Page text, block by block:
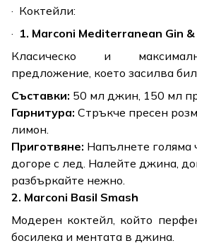
· Коктейли:
· 1. Marconi Mediterranean Gin
Класическо и
предложение, което засилва
Съставки: 50 мл джин, 150 мл
Гарнитура: Стръкче пресен
лимон.
Приготвяне: Напълнете голяма
догоре с лед. Налейте джина,
разбъркайте нежно.
2. Marconi Basil Smash
Модерен коктейл, който
босилека и ментата в джина.